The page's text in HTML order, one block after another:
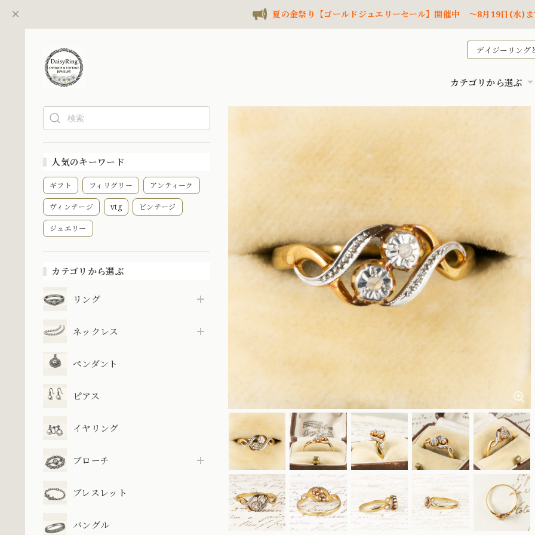
夏の金祭り【ゴールドジュエリーセール】開催中 ～8月19日(水)
デイジーリング
カテゴリから選ぶ
人気のキーワード
ギフト フィリグリー アンティーク
ヴィンテージ vtg ビンテージ
ジュエリー
カテゴリから選ぶ
リング
ネックレス
ペンダント
ピアス
イヤリング
ブローチ
ブレスレット
バングル